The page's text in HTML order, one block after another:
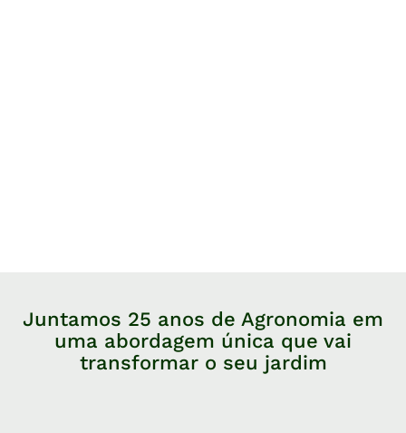
Juntamos 25 anos de Agronomia em
uma abordagem única que vai
transformar o seu jardim